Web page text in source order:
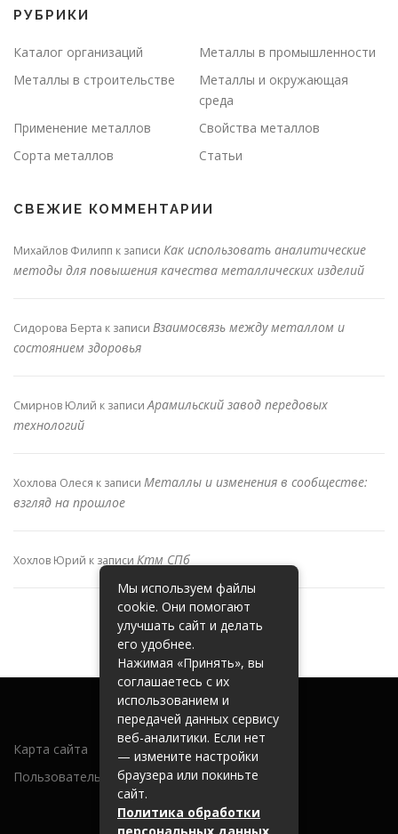
РУБРИКИ
Каталог организаций
Металлы в промышленности
Металлы в строительстве
Металлы и окружающая
среда
Применение металлов
Свойства металлов
Сорта металлов
Статьи
СВЕЖИЕ КОММЕНТАРИИ
Михайлов Филипп к записи Как использовать аналитические
методы для повышения качества металлических изделий
Сидорова Берта к записи Взаимосвязь между металлом и
состоянием здоровья
Смирнов Юлий к записиАрамильский завод передовых
технологий
Хохлова Олеся к записи Металлы и изменения в сообществе:
взгляд на прошлое
Хохлов Юрий к записи Ктм СПб
Карта сайта
Пользовательское соглашение
Мы используем файлы
cookie. Они помогают
улучшать сайт и делать
его удобнее.
Нажимая «Принять», вы
соглашаетесь с их
использованием и
передачей данных сервису
веб-аналитики. Если нет
— измените настройки
браузера или покиньте
сайт.
Политика обработки